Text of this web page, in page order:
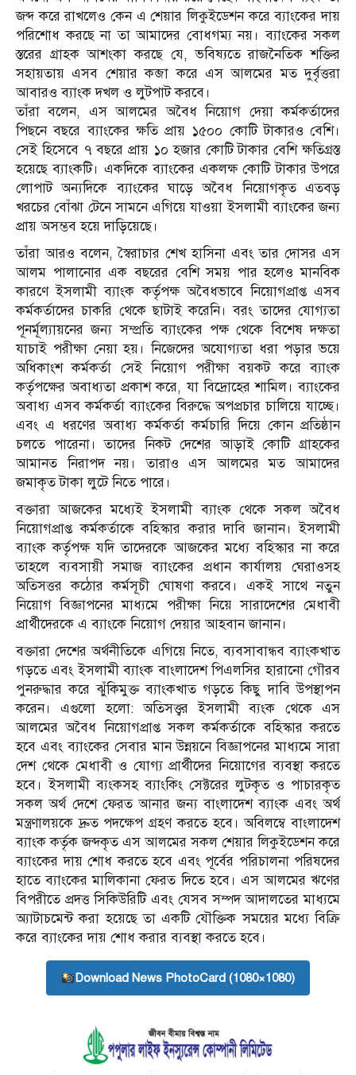
জব্দ করে রাখলেও কেন এ শেয়ার লিকুইডেশন করে ব্যাংকের দায়
পরিশোধ করছে না তা আমাদের বোধগম্য নয়। ব্যাংকের সকল
স্তরের গ্রাহক আশংকা করছে যে, ভবিষ্যতে রাজনৈতিক শক্তির
সহায়তায় এসব শেয়ার কব্জা করে এস আলমের মত দুর্বৃত্তরা
আবারও ব্যাংক দখল ও লুটপাট করবে।
তাঁরা বলেন, এস আলমের অবৈধ নিয়োগ দেয়া কর্মকর্তাদের
পিছনে বছরে ব্যাংকের ক্ষতি প্রায় ১৫০০ কোটি টাকারও বেশি।
সেই হিসেবে ৭ বছরে প্রায় ১০ হজার কোটি টাকার বেশি ক্ষতিগ্রস্ত
হয়েছে ব্যাংকটি। একদিকে ব্যাংকের একলক্ষ কোটি টাকার উপরে
লোপাট অন্যদিকে ব্যাংকের ঘাড়ে অবৈধ নিয়োগকৃত এতবড়
খরচের বোঁঝা টেনে সামনে এগিয়ে যাওয়া ইসলামী ব্যাংকের জন্য
প্রায় অসম্ভব হয়ে দাড়িয়েছে।
তাঁরা আরও বলেন, স্বৈরাচার শেখ হাসিনা এবং তার দোসর এস
আলম পালানোর এক বছরের বেশি সময় পার হলেও মানবিক
কারণে ইসলামী ব্যাংক কর্তৃপক্ষ অবৈধভাবে নিয়োগপ্রাপ্ত এসব
কর্মকর্তাদের চাকরি থেকে ছাটাই করেনি। বরং তাদের যোগ্যতা
পূনর্মূল্যায়নের জন্য সম্প্রতি ব্যাংকের পক্ষ থেকে বিশেষ দক্ষতা
যাচাই পরীক্ষা নেয়া হয়। নিজেদের অযোগ্যতা ধরা পড়ার ভয়ে
অধিকাংশ কর্মকর্তা সেই নিয়োগ পরীক্ষা বয়কট করে ব্যাংক
কর্তৃপক্ষের অবাধ্যতা প্রকাশ করে, যা বিদ্রোহের শামিল। ব্যাংকের
অবাধ্য এসব কর্মকর্তা ব্যাংকের বিরুদ্ধে অপপ্রচার চালিয়ে যাচ্ছে।
এবং এ ধরণের অবাধ্য কর্মকর্তা কর্মচারি দিয়ে কোন প্রতিষ্ঠান
চলতে পারেনা। তাদের নিকট দেশের আড়াই কোটি গ্রাহকের
আমানত নিরাপদ নয়। তারাও এস আলমের মত আমাদের
জমাকৃত টাকা লুটে নিতে পারে।
বক্তারা আজকের মধ্যেই ইসলামী ব্যাংক থেকে সকল অবৈধ
নিয়োগপ্রাপ্ত কর্মকর্তাকে বহিস্কার করার দাবি জানান। ইসলামী
ব্যাংক কর্তৃপক্ষ যদি তাদেরকে আজকের মধ্যে বহিস্কার না করে
তাহলে ব্যবসায়ী সমাজ ব্যাংকের প্রধান কার্যালয় ঘেরাওসহ
অতিসত্তর কঠোর কর্মসূচী ঘোষণা করবে। একই সাথে নতুন
নিয়োগ বিজ্ঞাপনের মাধ্যমে পরীক্ষা নিয়ে সারাদেশের মেধাবী
প্রার্থীদেরকে এ ব্যাংকে নিয়োগ দেয়ার আহবান জানান।
বক্তারা দেশের অর্থনীতিকে এগিয়ে নিতে, ব্যবসাবান্ধব ব্যাংকখাত
গড়তে এবং ইসলামী ব্যাংক বাংলাদেশ পিএলসির হারানো গৌরব
পুনরুদ্ধার করে ঝুঁকিমুক্ত ব্যাংকখাত গড়তে কিছু দাবি উপস্থাপন
করেন। এগুলো হলো: অতিসত্ত্বর ইসলামী ব্যংক থেকে এস
আলমের অবৈধ নিয়োগপ্রাপ্ত সকল কর্মকর্তাকে বহিস্কার করতে
হবে এবং ব্যাংকের সেবার মান উন্নয়নে বিজ্ঞাপনের মাধ্যমে সারা
দেশ থেকে মেধাবী ও যোগ্য প্রার্থীদের নিয়োগের ব্যবস্থা করতে
হবে। ইসলামী ব্যংকসহ ব্যাংকিং সেক্টরের লুটকৃত ও পাচারকৃত
সকল অর্থ দেশে ফেরত আনার জন্য বাংলাদেশ ব্যাংক এবং অর্থ
মন্ত্রণালয়কে দ্রুত পদক্ষেপ গ্রহণ করতে হবে। অবিলম্বে বাংলাদেশ
ব্যাংক কর্তৃক জব্দকৃত এস আলমের সকল শেয়ার লিকুইডেশন করে
ব্যাংকের দায় শোধ করতে হবে এবং পূর্বের পরিচালনা পরিষদের
হাতে ব্যাংকের মালিকানা ফেরত দিতে হবে। এস আলমের ঋণের
বিপরীতে প্রদত্ত সিকিউরিটি এবং যেসব সম্পদ আদালতের মাধ্যমে
অ্যাটাচমেন্ট করা হয়েছে তা একটি যৌক্তিক সময়ের মধ্যে বিক্রি
করে ব্যাংকের দায় শোধ করার ব্যবস্থা করতে হবে।
Download News PhotoCard (1080×1080)